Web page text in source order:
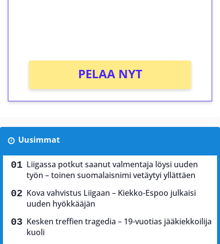
PELAA NYT
Uusimmat
Liigassa potkut saanut valmentaja löysi uuden
työn – toinen suomalaisnimi vetäytyi yllättäen
Kova vahvistus Liigaan – Kiekko-Espoo julkaisi
uuden hyökkääjän
Kesken treffien tragedia – 19-vuotias jääkiekkoilija
kuoli